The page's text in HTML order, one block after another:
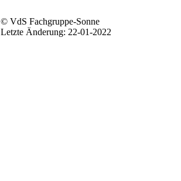
© VdS Fachgruppe-Sonne
Letzte Änderung: 22-01-2022